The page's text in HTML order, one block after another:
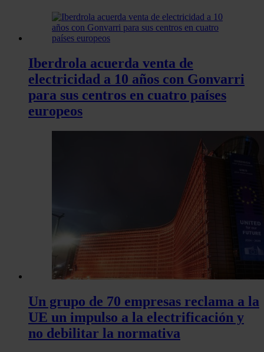
Iberdrola acuerda venta de
electricidad a 10 años con Gonvarri
para sus centros en cuatro países
europeos
Un grupo de 70 empresas reclama a la
UE un impulso a la electrificación y
no debilitar la normativa